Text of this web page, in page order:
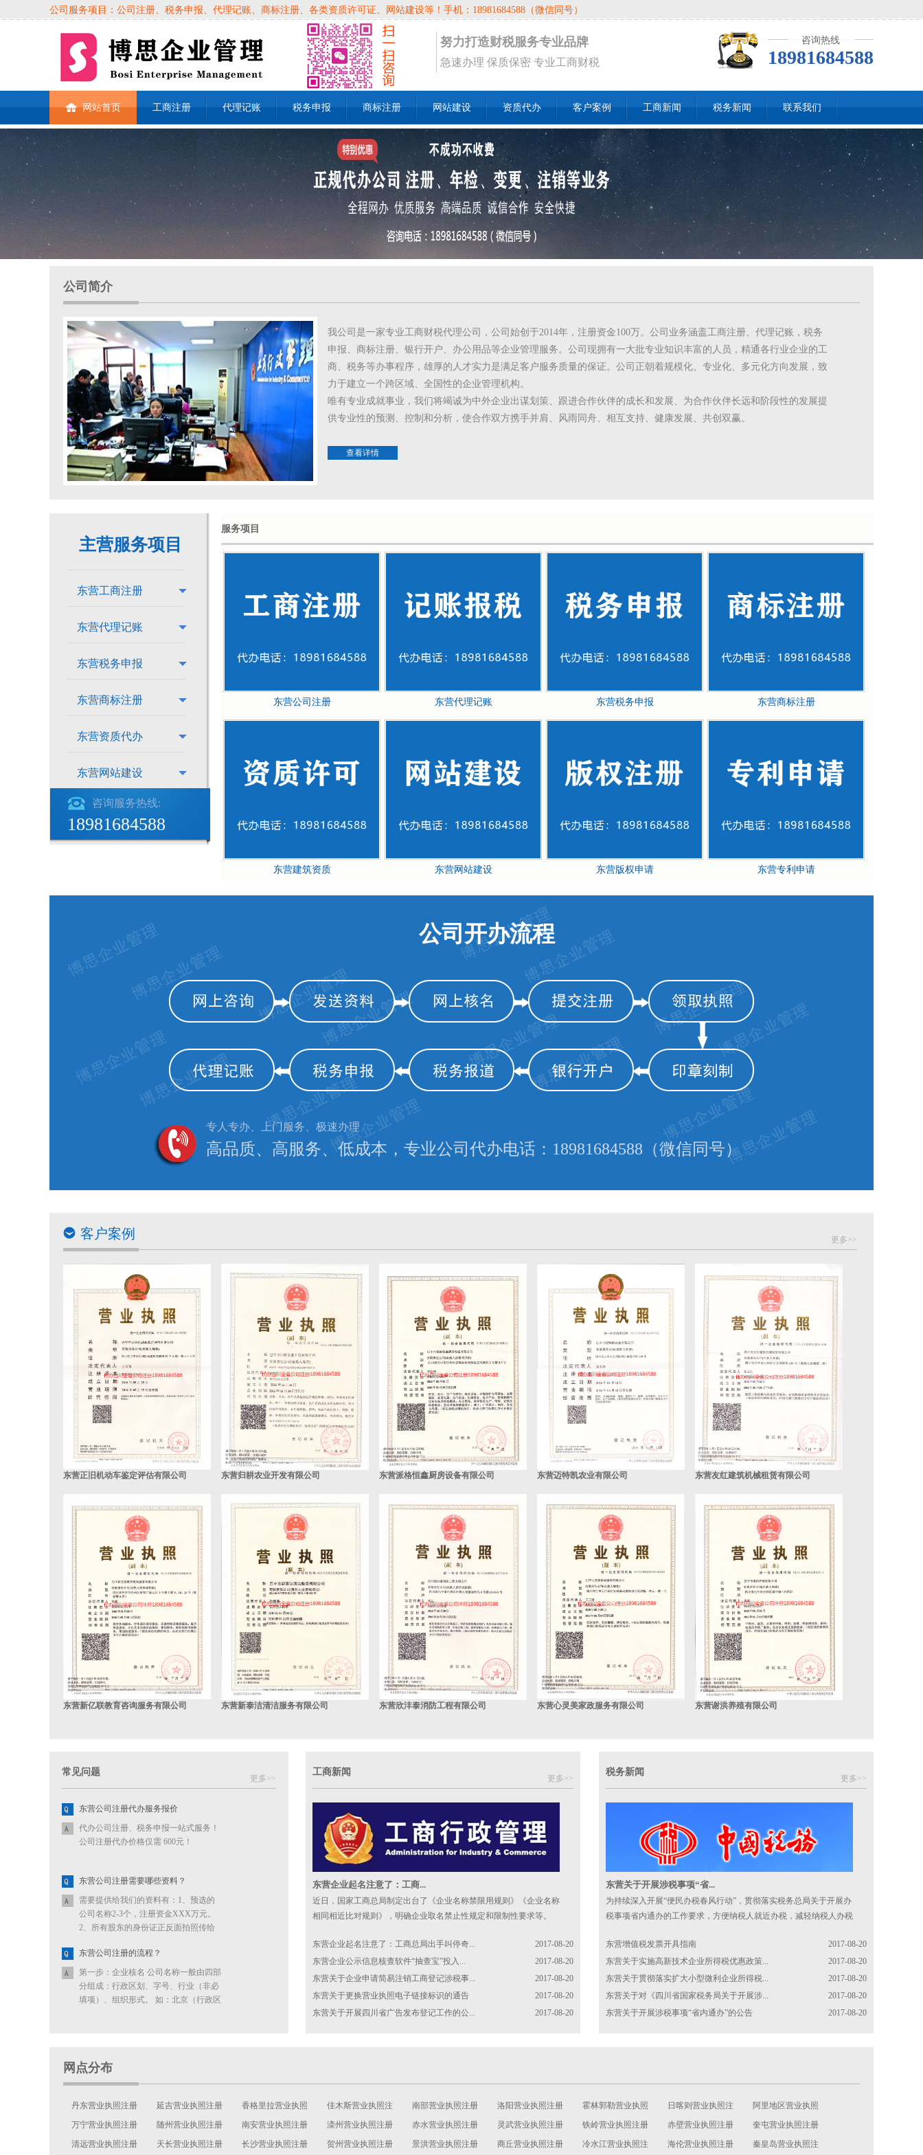
公司服务项目：公司注册、税务申报、代理记账、商标注册、各类资质许可证、网站建设等！手机：18981684588（微信同号）
咨询热线
18981684588
努力打造财税服务专业品牌
急速办理 保质保密 专业工商财税
网站首页 工商注册 代理记账 税务申报 商标注册 网站建设 资质代办 客户案例 工商新闻 税务新闻 联系我们
公司简介
我公司是一家专业工商财税代理公司，公司始创于2014年，注册资金100万。公司业务涵盖工商注册、代理记账，税务
申报、商标注册、银行开户、办公用品等企业管理服务。公司现拥有一大批专业知识丰富的人员，精通各行业企业的工
商、税务等办事程序，雄厚的人才实力是满足客户服务质量的保证。公司正朝着规模化、专业化、多元化方向发展，致
力于建立一个跨区域、全国性的企业管理机构。
唯有专业成就事业，我们将竭诚为中外企业出谋划策、跟进合作伙伴的成长和发展、为合作伙伴长远和阶段性的发展提
供专业性的预测、控制和分析，使合作双方携手并肩、风雨同舟、相互支持、健康发展、共创双赢。
查看详情
主营服务项目
东营工商注册
东营代理记账
东营税务申报
东营商标注册
东营资质代办
东营网站建设
咨询服务热线:
18981684588
服务项目
东营公司注册 东营代理记账 东营税务申报 东营商标注册
东营建筑资质 东营网站建设 东营版权申请 东营专利申请
公司开办流程
专人专办、上门服务、极速办理
高品质、高服务、低成本，专业公司代办电话：18981684588（微信同号）
更多>>
客户案例
东营正旧机动车鉴定评估有限公司 东营归耕农业开发有限公司 东营派格恒鑫厨房设备有限公司 东营迈特凯农业有限公司 东营友红建筑机械租赁有限公司
东营新亿联教育咨询服务有限公司 东营新泰洁清洁服务有限公司 东营欣沣泰消防工程有限公司 东营心灵美家政服务有限公司 东营谢洪养殖有限公司
更多>>
常见问题
东营公司注册代办服务报价
代办公司注册、税务申报一站式服务！
公司注册代办价格仅需 600元！
东营公司注册需要哪些资料？
需要提供给我们的资料有：1、预选的
公司名称2-3个，注册资金XXX万元。
2、所有股东的身份证正反面拍照传给
东营公司注册的流程？
第一步：企业核名 公司名称一般由四部
分组成：行政区划、字号、行业（非必
填项）、组织形式。 如：北京（行政区
更多>>
工商新闻
东营企业起名注意了：工商...
近日，国家工商总局制定出台了《企业名称禁限用规则》《企业名称
相同相近比对规则》，明确企业取名禁止性规定和限制性要求等。
东营企业起名注意了：工商总局出手叫停奇...
2017-08-20
东营企业公示信息核查软件“抽查宝”投入...
2017-08-20
东营关于企业申请简易注销工商登记涉税事...
2017-08-20
东营关于更换营业执照电子链接标识的通告
2017-08-20
东营关于开展四川省广告发布登记工作的公...
2017-08-20
更多>>
税务新闻
东营关于开展涉税事项“省...
为持续深入开展“便民办税春风行动”，贯彻落实税务总局关于开展办
税事项省内通办的工作要求，方便纳税人就近办税，减轻纳税人办税
东营增值税发票开具指南
2017-08-20
东营关于实施高新技术企业所得税优惠政策...
2017-08-20
东营关于贯彻落实扩大小型微利企业所得税...
2017-08-20
东营关于对《四川省国家税务局关于开展涉...
2017-08-20
东营关于开展涉税事项“省内通办”的公告
2017-08-20
网点分布
丹东营业执照注册 延吉营业执照注册
香格里拉营业执照
注册
佳木斯营业执照注
册
南部营业执照注册 洛阳营业执照注册
霍林郭勒营业执照
注册
日喀则营业执照注
册
阿里地区营业执照
注册
万宁营业执照注册 随州营业执照注册 南安营业执照注册 滦州营业执照注册 赤水营业执照注册 灵武营业执照注册 铁岭营业执照注册 赤壁营业执照注册
奎屯营业执照注册
清远营业执照注册
天长营业执照注册 长沙营业执照注册 贺州营业执照注册 景洪营业执照注册 商丘营业执照注册 冷水江营业执照注 海伦营业执照注册 秦皇岛营业执照注